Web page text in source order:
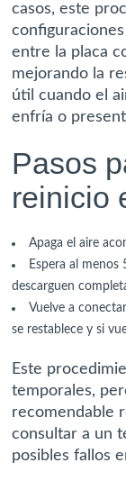
casos, este
entre la placa
mejorando la
útil cuando el
enfría o
Pasos
reinicio
Apaga el aire
Espera al
descarguen
Vuelve a
se restablece y si
Este
temporales,
recomendable
consultar a un
posibles fallos